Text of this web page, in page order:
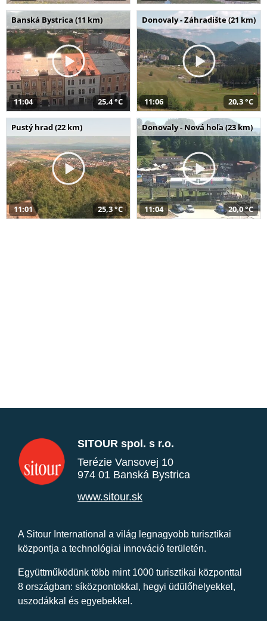
Banská Bystrica (11 km)
11:04 25,4 °C
Donovaly - Záhradište (21 km)
11:06 20,3 °C
Pustý hrad (22 km)
11:01 25,3 °C
Donovaly - Nová hoľa (23 km)
11:04 20,0 °C
SITOUR spol. s r.o.
Terézie Vansovej 10
974 01 Banská Bystrica
www.sitour.sk
A Sitour International a világ legnagyobb turisztikai
központja a technológiai innováció területén.
Együttműködünk több mint 1000 turisztikai központtal
8 országban: síközpontokkal, hegyi üdülőhelyekkel,
uszodákkal és egyebekkel.